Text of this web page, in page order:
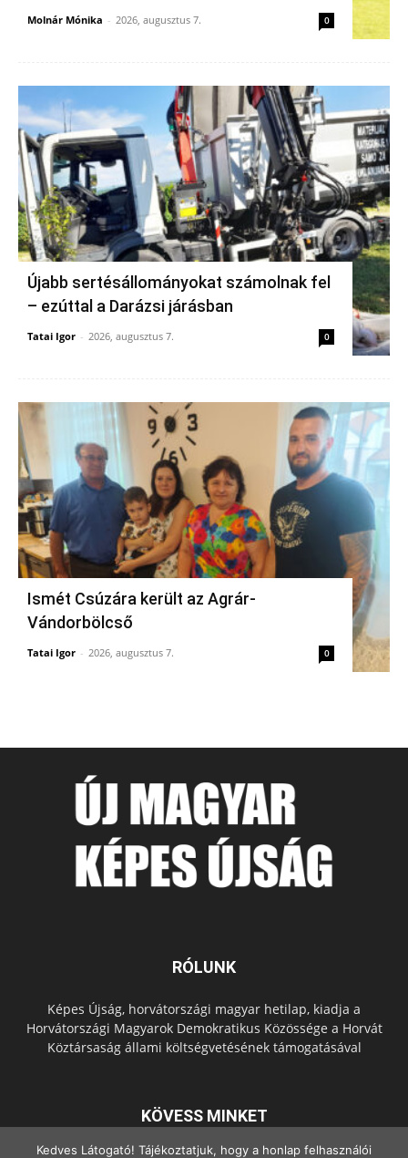
Molnár Mónika - 2026, augusztus 7. 0
Újabb sertésállományokat számolnak fel
– ezúttal a Darázsi járásban
Tatai Igor - 2026, augusztus 7. 0
Ismét Csúzára került az Agrár-
Vándorbölcső
Tatai Igor - 2026, augusztus 7. 0
RÓLUNK
Képes Újság, horvátországi magyar hetilap, kiadja a
Horvátországi Magyarok Demokratikus Közössége a Horvát
Köztársaság állami költségvetésének támogatásával
KÖVESS MINKET
Kedves Látogató! Tájékoztatjuk, hogy a honlap felhasználói